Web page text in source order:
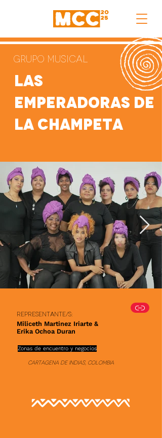
Grupo Musical
Las
Emperadoras De
La Champeta
Representante/s:
Miliceth Martinez Iriarte &
Erika Ochoa Duran
Zonas de encuentro y negocios
Cartagena de Indias, Colombia